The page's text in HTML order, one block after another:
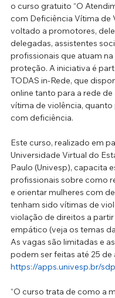
o curso gratuito “O
com Deficiência Vítima de
voltado a promotores,
delegadas, assistentes
profissionais que atuam na
proteção. A iniciativa é
TODAS in-Rede, que
online tanto para a rede
vítima de violência, quanto
com deficiência.
Este curso, realizado em
Universidade Virtual do
Paulo (Univesp), capacita
profissionais sobre como
e orientar mulheres com
tenham sido vítimas de
violação de direitos a
empático (veja os temas
As vagas são limitadas e
podem ser feitas até 25 de
https://apps.univesp.br/
“O curso trata de como a